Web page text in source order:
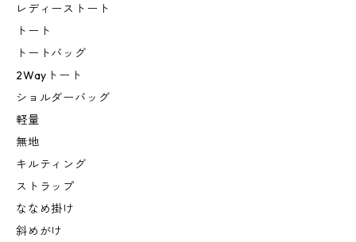
レディーストート
トート
トートバッグ
2Wayトート
ショルダーバッグ
軽量
無地
キルティング
ストラップ
ななめ掛け
斜めがけ